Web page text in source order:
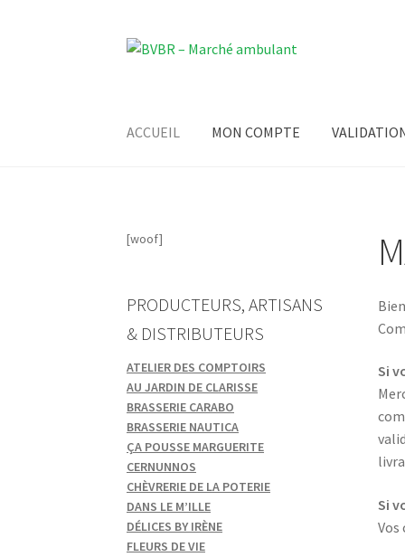
Aller
Aller
ACCUEIL MON COMPTE
Si
Si
Vos
[woof]
PRODUCTEURS, ARTISANS
& DISTRIBUTEURS
ATELIER DES COMPTOIRS
AU JARDIN DE CLARISSE
BRASSERIE CARABO
BRASSERIE NAUTICA
ÇA POUSSE MARGUERITE
CERNUNNOS
CHÈVRERIE DE LA POTERIE
DANS LE M’ILLE
DÉLICES BY IRÈNE
FLEURS DE VIE